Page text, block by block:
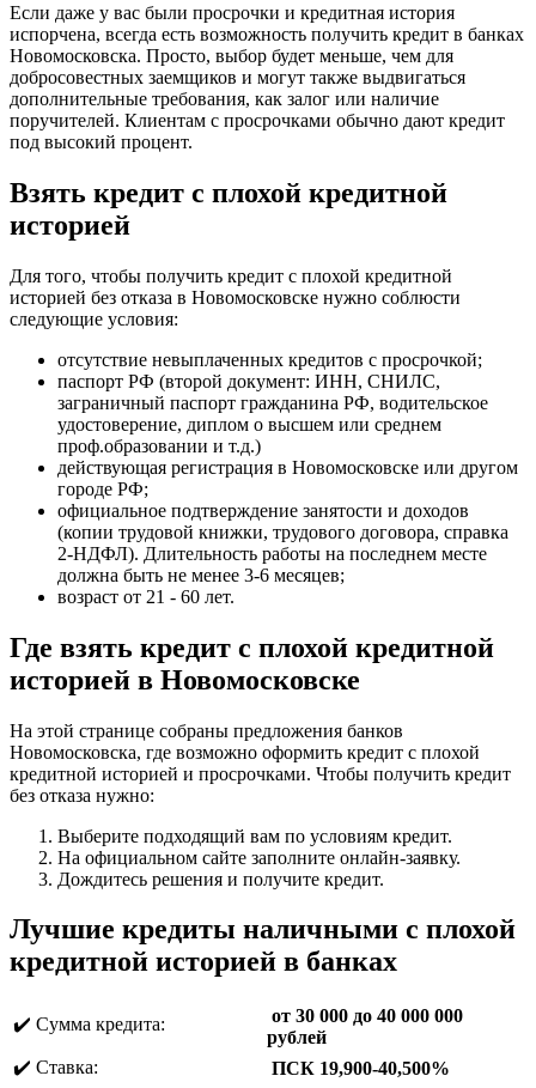
Если даже у вас были просрочки и кредитная история
испорчена, всегда есть возможность получить кредит в банках
Новомосковска. Просто, выбор будет меньше, чем для
добросовестных заемщиков и могут также выдвигаться
дополнительные требования, как залог или наличие
поручителей. Клиентам с просрочками обычно дают кредит
под высокий процент.
Взять кредит с плохой кредитной
историей
Для того, чтобы получить кредит с плохой кредитной
историей без отказа в Новомосковске нужно соблюсти
следующие условия:
отсутствие невыплаченных кредитов с просрочкой;
паспорт РФ (второй документ: ИНН, СНИЛС,
заграничный паспорт гражданина РФ, водительское
удостоверение, диплом о высшем или среднем
проф.образовании и т.д.)
действующая регистрация в Новомосковске или другом
городе РФ;
официальное подтверждение занятости и доходов
(копии трудовой книжки, трудового договора, справка
2-НДФЛ). Длительность работы на последнем месте
должна быть не менее 3-6 месяцев;
возраст от 21 - 60 лет.
Где взять кредит с плохой кредитной
историей в Новомосковске
На этой странице собраны предложения банков
Новомосковска, где возможно оформить кредит с плохой
кредитной историей и просрочками. Чтобы получить кредит
без отказа нужно:
Выберите подходящий вам по условиям кредит.
На официальном сайте заполните онлайн-заявку.
Дождитесь решения и получите кредит.
Лучшие кредиты наличными с плохой
кредитной историей в банках
✔️ Сумма кредита:
от 30 000 до 40 000 000
рублей
✔️ Ставка:
ПСК 19,900-40,500%